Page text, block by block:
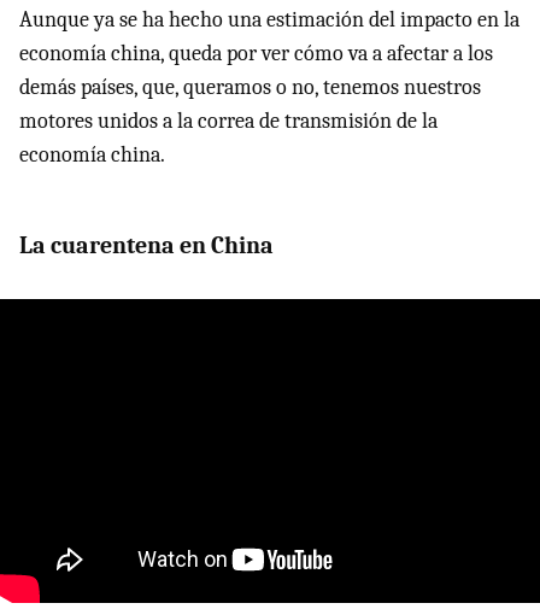
Aunque ya se ha hecho una estimación del impacto en la
economía china, queda por ver cómo va a afectar a los
demás países, que, queramos o no, tenemos nuestros
motores unidos a la correa de transmisión de la
economía china.
La cuarentena en China